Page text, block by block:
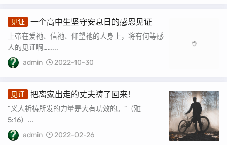
见证 一个高中生坚守安息日的感恩见证
上帝在爱祂、信祂、仰望祂的人身上，将有何等感
人的见证啊……...
admin
2022-10-30
见证 把离家出走的丈夫祷了回来！
“义人祈祷所发的力量是大有功效的。”（雅
5:16）...
admin
2022-02-26